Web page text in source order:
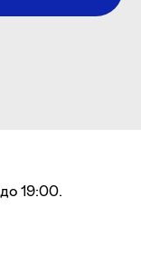
19:00.